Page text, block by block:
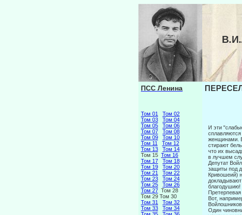
ПСС Ленина
Том 01
Том 02
Том 03
Том 04
Том 05
Том 06
Том 07
Том 08
Том 09
Том 10
Том 11
Том 12
Том 13
Том 14
Том 15 Том 16
Том 17
Том 18
Том 19
Том 20
Том 21
Том 22
Том 23
Том 24
Том 25
Том 26
Том 27 Том 28
Том 29 Том 30
Том 31
Том 32
Том 33
Том 34
И эти
женщинами.
стирают
что их
в лучшем
Депутат
защиты под
Кривошеий)
благодушию!
Вот,
Войлошников.
Один